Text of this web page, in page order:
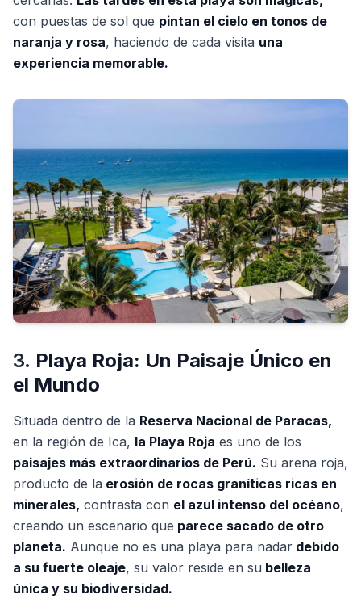
con puestas de sol que pintan el cielo en tonos de
naranja y rosa, haciendo de cada visita una
experiencia memorable.
3. Playa Roja: Un Paisaje Único en
el Mundo
Situada dentro de la Reserva Nacional de Paracas,
en la región de Ica, la Playa Roja es uno de los
paisajes más extraordinarios de Perú. Su arena roja,
producto de la erosión de rocas graníticas ricas en
minerales, contrasta con el azul intenso del océano,
creando un escenario que parece sacado de otro
planeta. Aunque no es una playa para nadar debido
a su fuerte oleaje, su valor reside en su belleza
única y su biodiversidad.